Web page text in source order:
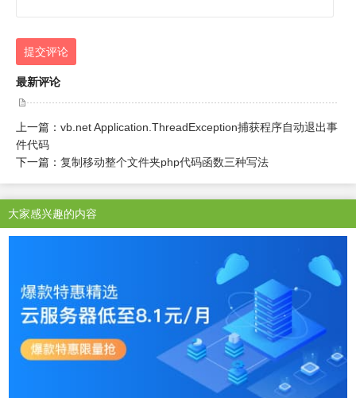
提交评论
最新评论
上一篇： vb.net Application.ThreadException捕获程序自动退出事
件代码
下一篇： 复制移动整个文件夹php代码函数三种写法
大家感兴趣的内容